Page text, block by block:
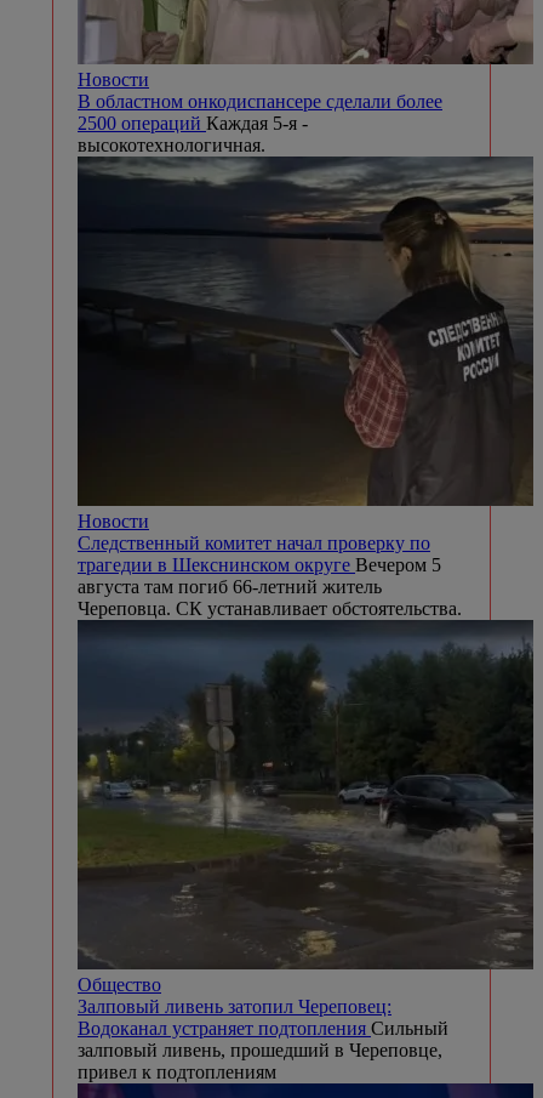
Новости
В областном онкодиспансере сделали более
2500 операций Каждая 5-я -
высокотехнологичная.
Новости
Следственный комитет начал проверку по
трагедии в Шекснинском округе Вечером 5
августа там погиб 66-летний житель
Череповца. СК устанавливает обстоятельства.
Общество
Залповый ливень затопил Череповец:
Водоканал устраняет подтопления Сильный
залповый ливень, прошедший в Череповце,
привел к подтоплениям